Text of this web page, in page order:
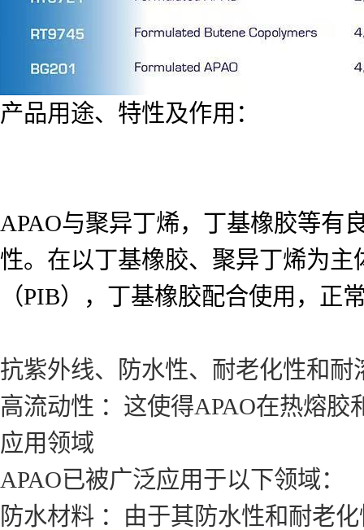
产品用途、特性及作用：
APAO与聚异丁烯，丁基橡胶等有
性。在以丁基橡胶、聚异丁烯为
（PIB），丁基橡胶配合使用，
抗紫外线、防水性、耐老化性和
高流动性 ：这使得APAO在热熔
应用领域
APAO已被广泛应用于以下领域：
防水材料 ：由于其防水性和耐老